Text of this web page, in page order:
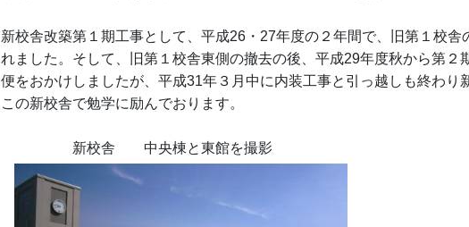
新校舎改築第１期工事として、平成26・27年度の２年間で、旧第１校
れました。そして、旧第１校舎東側の撤去の後、平成29年度秋から第
便をおかけしましたが、平成31年３月中に内装工事と引っ越しも終わ
この新校舎で勉学に励んでおります。
新校舎 中央棟と東館を撮影